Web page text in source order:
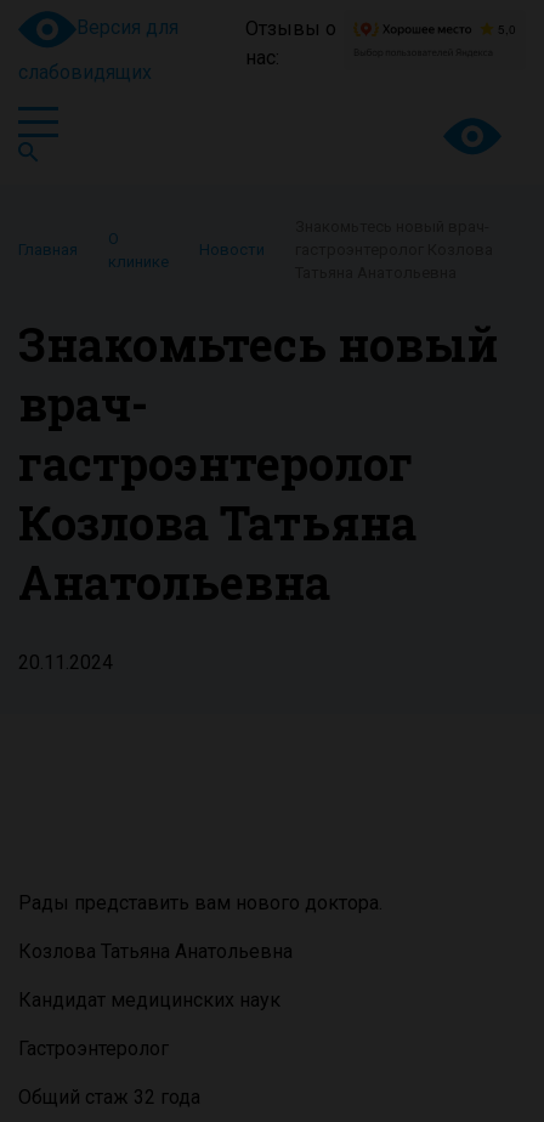
Версия для
слабовидящих
Отзывы о
нас:
Главная
О
клинике
Новости
Знакомьтесь новый
врач-
гастроэнтеролог
Козлова Татьяна
Анатольевна
20.11.2024
Рады представить вам нового доктора.
Козлова Татьяна Анатольевна
Кандидат медицинских наук
Гастроэнтеролог
Общий стаж 32 года